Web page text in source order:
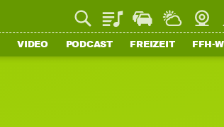
PlaylistStaupilotWetter
VIDEO PODCAST FREIZEIT FFH-